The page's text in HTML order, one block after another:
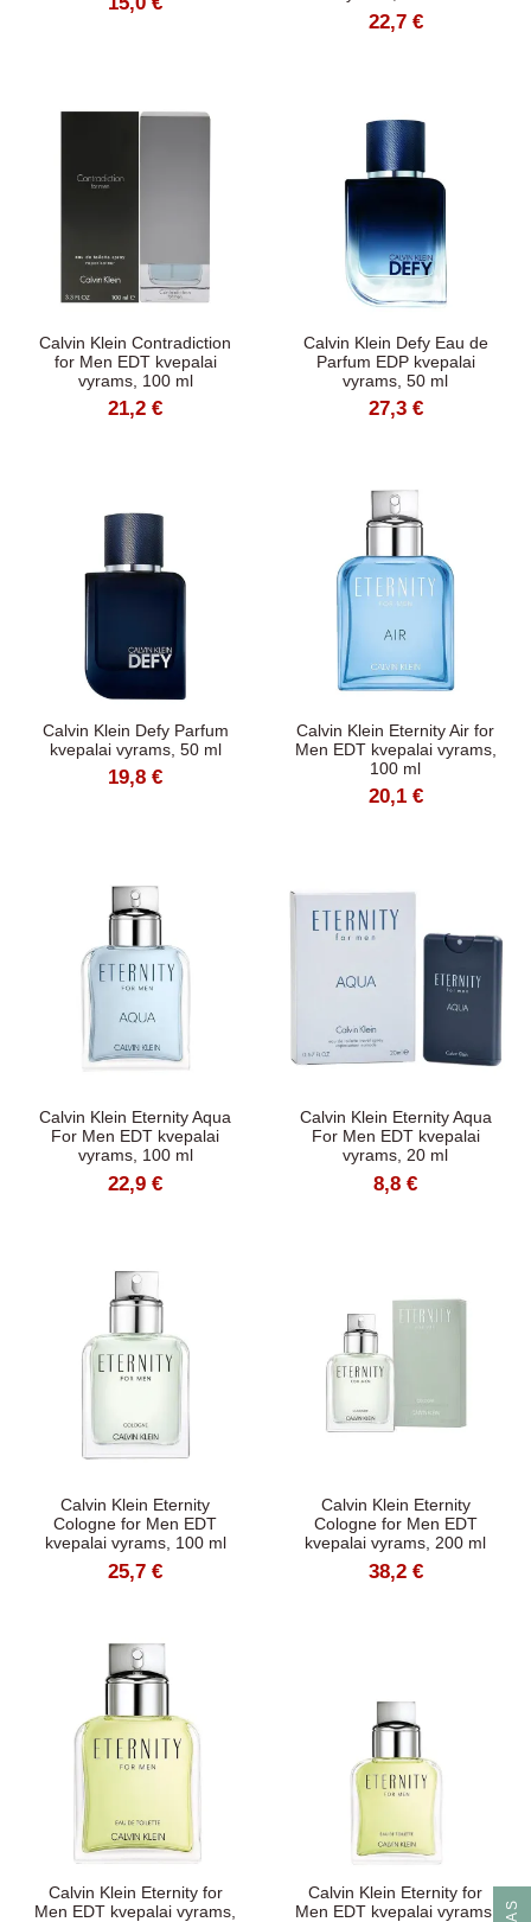
22,7 €
Calvin Klein Contradiction
for Men EDT kvepalai
vyrams, 100 ml
21,2 €
Calvin Klein Defy Eau de
Parfum EDP kvepalai
vyrams, 50 ml
27,3 €
Calvin Klein Defy Parfum
kvepalai vyrams, 50 ml
19,8 €
Calvin Klein Eternity Air for
Men EDT kvepalai vyrams,
100 ml
20,1 €
Calvin Klein Eternity Aqua
For Men EDT kvepalai
vyrams, 100 ml
22,9 €
Calvin Klein Eternity Aqua
For Men EDT kvepalai
vyrams, 20 ml
8,8 €
Calvin Klein Eternity
Cologne for Men EDT
kvepalai vyrams, 100 ml
25,7 €
Calvin Klein Eternity
Cologne for Men EDT
kvepalai vyrams, 200 ml
38,2 €
Calvin Klein Eternity for
Men EDT kvepalai vyrams,
Calvin Klein Eternity for
Men EDT kvepalai vyrams,